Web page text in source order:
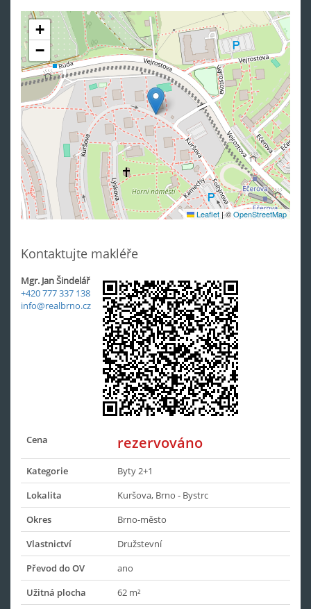
+
−
Leaflet |©OpenStreetMap
Kontaktujte makléře
Mgr. Jan Šindelář
+420 777 337 138
info@realbrno.cz
Cena rezervováno
Kategorie
Byty 2+1
Lokalita
Kuršova, Brno - Bystrc
Okres
Brno-město
Vlastnictví
Družstevní
Převod do OV
ano
Užitná plocha
62 m²